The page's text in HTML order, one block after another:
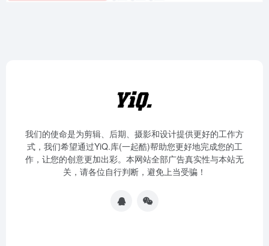
我们的使命是为剪辑、后期、摄影和设计提供更好的工作方
式，我们希望通过YiQ.库(一起酷)帮助您更好地完成您的工
作，让您的创意更加出彩。本网站全部广告真实性与本站无
关，请各位自行判断，避免上当受骗！